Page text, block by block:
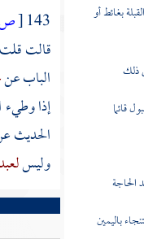
بغائط أو
ذلك
قائما
الحاجة
باليمين
143
[
قالت قلت
الباب عن
إذا
الحديث
وليس